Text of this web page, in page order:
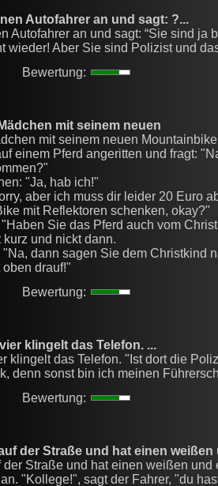
Autofahrer an und sagt: ?...
Autofahrer an und sagt: “Sie sind ja
wieder! Aber Sie sind Polizist und
Bewertung:
mit seinem neuen
mit seinem neuen
einem Pferd angeritten und fragt:
"Ja, hab ich!"
aber ich muss dir leider 20 Euro
mit Reflektoren schenken, okay?"
Sie das Pferd auch vom
und nickt dann.
dann sagen Sie dem Christkind
drauf!"
Bewertung:
klingelt das Telefon. ...
klingelt das Telefon. "Ist dort die
denn sonst bin ich meinen
Bewertung:
der Straße und hat einen weißen
der Straße und hat einen weißen
"Kollege!", sagt der Fahrer, "du